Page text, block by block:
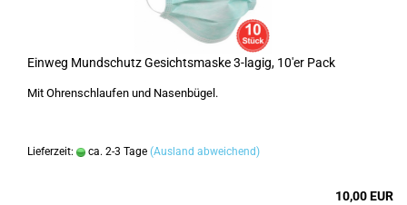
Einweg Mundschutz Gesichtsmaske 3-lagig, 10'er Pack
Mit Ohrenschlaufen und Nasenbügel.
Lieferzeit: ca. 2-3 Tage (Ausland abweichend)
10,00 EUR